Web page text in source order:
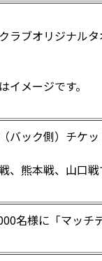
ラブオリジナル
イメージです。
バック側）チケ
、熊本戦、山口
名様に「マッチ